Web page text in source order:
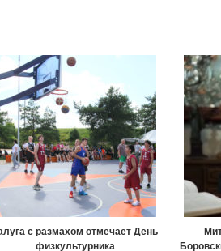
с размахом отмечает День
физкультурника